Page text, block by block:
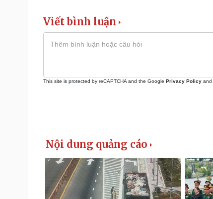
Viết bình luận
This site is protected by reCAPTCHA and the Google Privacy Policy and